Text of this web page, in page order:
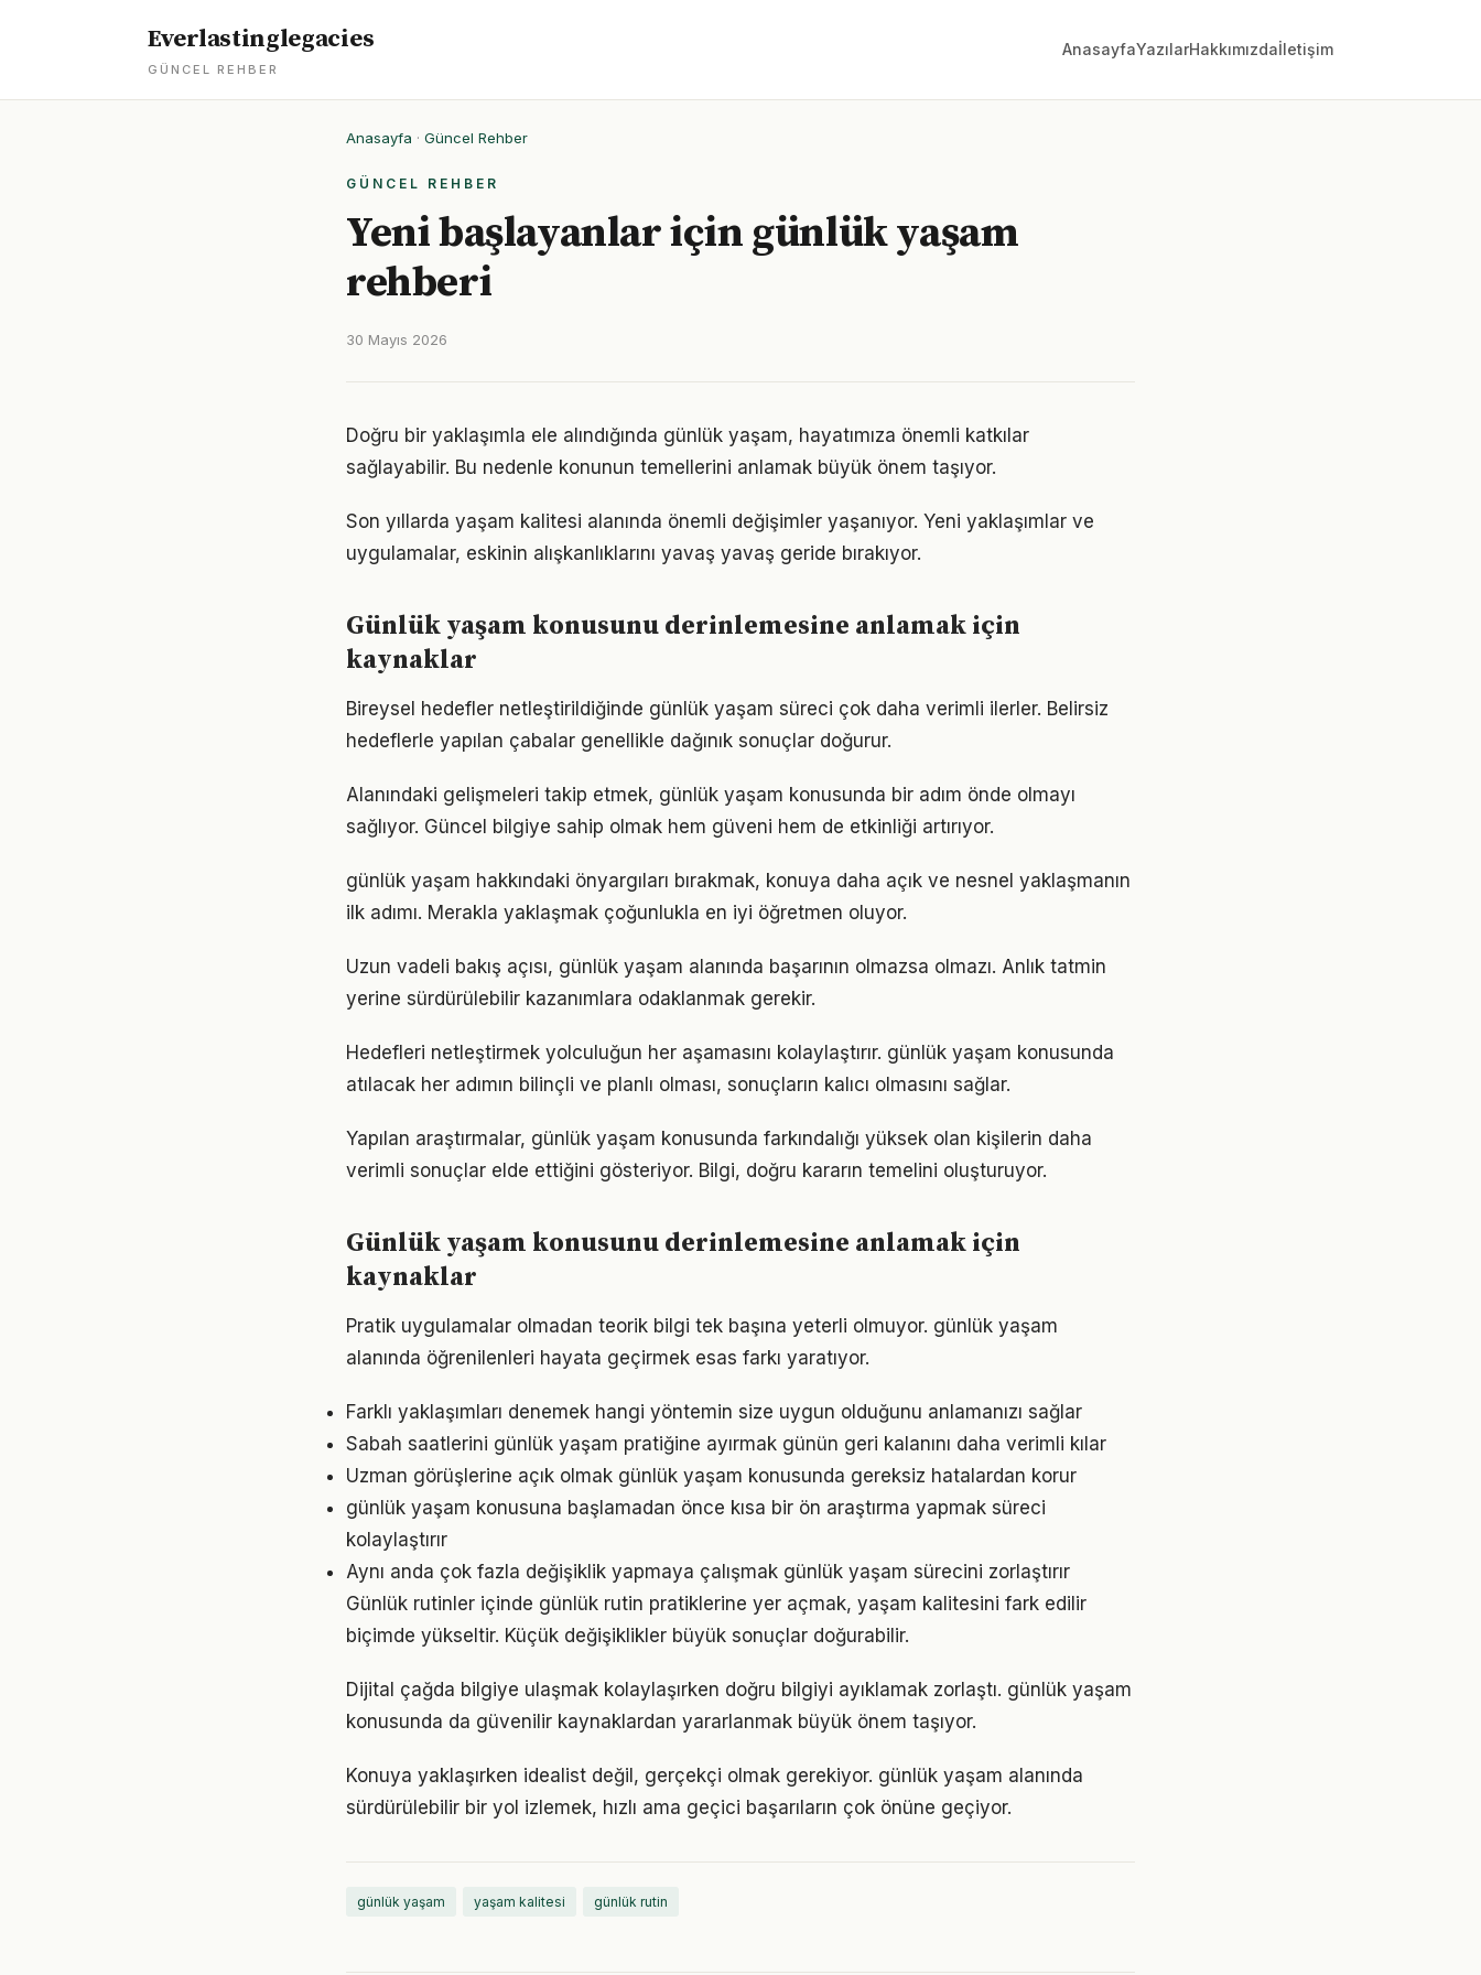
Everlastinglegacies
GÜNCEL REHBER
AnasayfaYazılarHakkımızdaİletişim
Anasayfa · Güncel Rehber
GÜNCEL REHBER
Yeni başlayanlar için günlük yaşam
rehberi
30 Mayıs 2026
Doğru bir yaklaşımla ele alındığında günlük yaşam, hayatımıza önemli katkılar
sağlayabilir. Bu nedenle konunun temellerini anlamak büyük önem taşıyor.
Son yıllarda yaşam kalitesi alanında önemli değişimler yaşanıyor. Yeni yaklaşımlar ve
uygulamalar, eskinin alışkanlıklarını yavaş yavaş geride bırakıyor.
Günlük yaşam konusunu derinlemesine anlamak için
kaynaklar
Bireysel hedefler netleştirildiğinde günlük yaşam süreci çok daha verimli ilerler. Belirsiz
hedeflerle yapılan çabalar genellikle dağınık sonuçlar doğurur.
Alanındaki gelişmeleri takip etmek, günlük yaşam konusunda bir adım önde olmayı
sağlıyor. Güncel bilgiye sahip olmak hem güveni hem de etkinliği artırıyor.
günlük yaşam hakkındaki önyargıları bırakmak, konuya daha açık ve nesnel yaklaşmanın
ilk adımı. Merakla yaklaşmak çoğunlukla en iyi öğretmen oluyor.
Uzun vadeli bakış açısı, günlük yaşam alanında başarının olmazsa olmazı. Anlık tatmin
yerine sürdürülebilir kazanımlara odaklanmak gerekir.
Hedefleri netleştirmek yolculuğun her aşamasını kolaylaştırır. günlük yaşam konusunda
atılacak her adımın bilinçli ve planlı olması, sonuçların kalıcı olmasını sağlar.
Yapılan araştırmalar, günlük yaşam konusunda farkındalığı yüksek olan kişilerin daha
verimli sonuçlar elde ettiğini gösteriyor. Bilgi, doğru kararın temelini oluşturuyor.
Günlük yaşam konusunu derinlemesine anlamak için
kaynaklar
Pratik uygulamalar olmadan teorik bilgi tek başına yeterli olmuyor. günlük yaşam
alanında öğrenilenleri hayata geçirmek esas farkı yaratıyor.
Farklı yaklaşımları denemek hangi yöntemin size uygun olduğunu anlamanızı sağlar
Sabah saatlerini günlük yaşam pratiğine ayırmak günün geri kalanını daha verimli kılar
Uzman görüşlerine açık olmak günlük yaşam konusunda gereksiz hatalardan korur
günlük yaşam konusuna başlamadan önce kısa bir ön araştırma yapmak süreci
kolaylaştırır
Aynı anda çok fazla değişiklik yapmaya çalışmak günlük yaşam sürecini zorlaştırır
Günlük rutinler içinde günlük rutin pratiklerine yer açmak, yaşam kalitesini fark edilir
biçimde yükseltir. Küçük değişiklikler büyük sonuçlar doğurabilir.
Dijital çağda bilgiye ulaşmak kolaylaşırken doğru bilgiyi ayıklamak zorlaştı. günlük yaşam
konusunda da güvenilir kaynaklardan yararlanmak büyük önem taşıyor.
Konuya yaklaşırken idealist değil, gerçekçi olmak gerekiyor. günlük yaşam alanında
sürdürülebilir bir yol izlemek, hızlı ama geçici başarıların çok önüne geçiyor.
günlük yaşam yaşam kalitesi günlük rutin